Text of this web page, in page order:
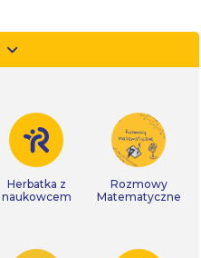
Herbatka z
naukowcem
Rozmowy
Matematyczne